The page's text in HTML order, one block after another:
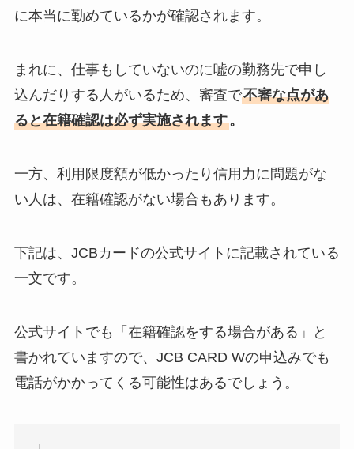
に本当に勤めているかが確認されます。
まれに、仕事もしていないのに嘘の勤務先で申し
込んだりする人がいるため、審査で不審な点があ
ると在籍確認は必ず実施されます。
一方、利用限度額が低かったり信用力に問題がな
い人は、在籍確認がない場合もあります。
下記は、JCBカードの公式サイトに記載されている
一文です。
公式サイトでも「在籍確認をする場合がある」と
書かれていますので、JCB CARD Wの申込みでも
電話がかかってくる可能性はあるでしょう。